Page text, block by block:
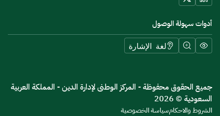
أدوات سهولة الوصول
لغة الإشارة
جميع الحقوق محفوظة - المركز الوطنى لإدارة الدين - المملكة العربية
السعودية © 2026
الشروط والاحكامسياسة الخصوصية